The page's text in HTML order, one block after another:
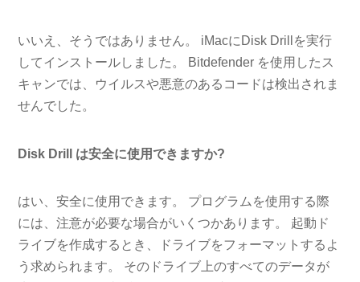
いいえ、そうではありません。 iMacにDisk Drillを実行
してインストールしました。 Bitdefender を使用したス
キャンでは、ウイルスや悪意のあるコードは検出されま
せんでした。
Disk Drill は安全に使用できますか?
はい、安全に使用できます。 プログラムを使用する際
には、注意が必要な場合がいくつかあります。 起動ド
ライブを作成するとき、ドライブをフォーマットするよ
う求められます。 そのドライブ上のすべてのデータが